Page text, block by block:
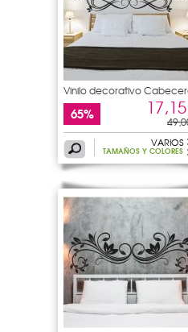
Vinilo decorativo
de
65%
VARIOS
TAMAÑOS Y COLORES